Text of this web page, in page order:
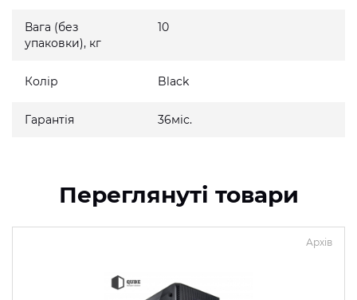
Вага (без
упаковки), кг
10
Колір Black
Гарантія 36міс.
Переглянуті товари
Архів